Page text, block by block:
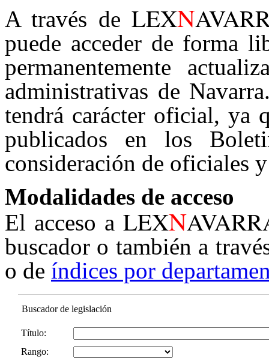
A través de LEXN
puede acceder de forma
permanentemente
administrativas de
tendrá carácter oficial, ya
publicados en los
consideración de oficiales
Modalidades de acceso
El acceso aLEXN
buscador o también a
o de índices por
Buscador de legislación
Título:
Rango: